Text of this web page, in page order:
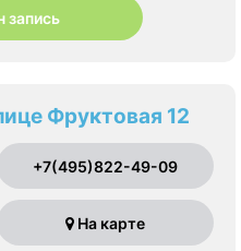
запись
Фруктовая 12
+7(495)822-49-09
На карте